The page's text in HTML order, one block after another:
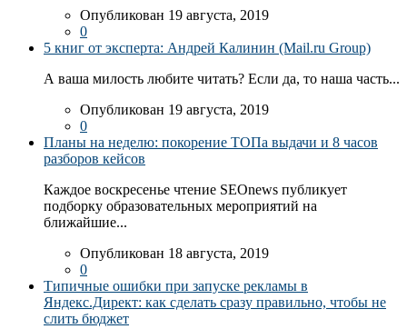
Опубликован 19 августа, 2019
0
5 книг от эксперта: Андрей Калинин (Mail.ru Group)
А ваша милость любите читать? Если да, то наша часть...
Опубликован 19 августа, 2019
0
Планы на неделю: покорение ТОПа выдачи и 8 часов
разборов кейсов
Каждое воскресенье чтение SEOnews публикует
подборку образовательных мероприятий на
ближайшие...
Опубликован 18 августа, 2019
0
Типичные ошибки при запуске рекламы в
Яндекс.Директ: как сделать сразу правильно, чтобы не
слить бюджет